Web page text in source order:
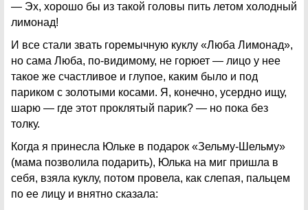
— Эх, хорошо бы из такой головы пить летом холодный
лимонад!
И все стали звать горемычную куклу «Люба Лимонад»,
но сама Люба, по-видимому, не горюет — лицо у нее
такое же счастливое и глупое, каким было и под
париком с золотыми косами. Я, конечно, усердно ищу,
шарю — где этот проклятый парик? — но пока без
толку.
Когда я принесла Юльке в подарок «Зельму-Шельму»
(мама позволила подарить), Юлька на миг пришла в
себя, взяла куклу, потом провела, как слепая, пальцем
по ее лицу и внятно сказала: